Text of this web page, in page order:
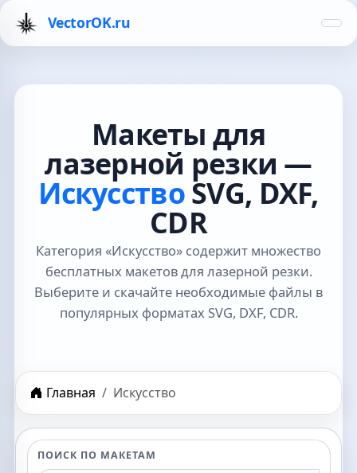
VectorOK.ru
Макеты для
лазерной резки —
ИскусствоSVG, DXF,
CDR
Категория «Искусство» содержит множество
бесплатных макетов для лазерной резки.
Выберите и скачайте необходимые файлы в
популярных форматах SVG, DXF, CDR.
Главная Искусство
ПОИСК ПО МАКЕТАМ